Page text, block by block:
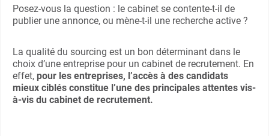
Posez-vous la question : le cabinet se contente-t-il de
publier une annonce, ou mène-t-il une recherche active ?
La qualité du sourcing est un bon déterminant dans le
choix d’une entreprise pour un cabinet de recrutement. En
effet, pour les entreprises, l’accès à des candidats
mieux ciblés constitue l’une des principales attentes vis-
à-vis du cabinet de recrutement.